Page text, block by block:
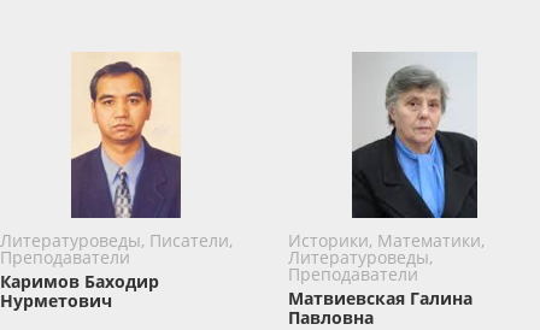
Литературоведы, Писатели,
Преподаватели
Каримов Баxодир
Нурметович
Историки, Математики,
Литературоведы,
Преподаватели
Матвиевская Галина
Павловна